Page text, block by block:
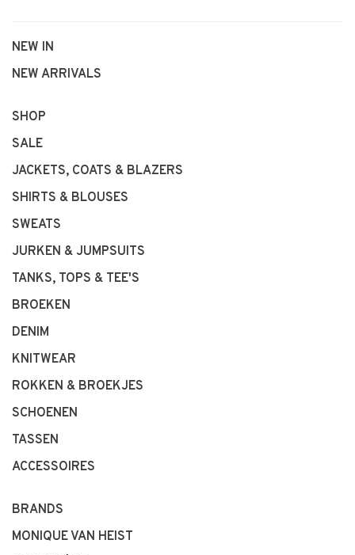
NEW IN
NEW ARRIVALS
SHOP
SALE
JACKETS, COATS & BLAZERS
SHIRTS & BLOUSES
SWEATS
JURKEN & JUMPSUITS
TANKS, TOPS & TEE'S
BROEKEN
DENIM
KNITWEAR
ROKKEN & BROEKJES
SCHOENEN
TASSEN
ACCESSOIRES
BRANDS
MONIQUE VAN HEIST